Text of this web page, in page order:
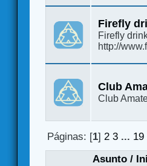
Firefly
Firefly
http://
Club
Club
Páginas: [1]2 3 ... 19
Asunto/